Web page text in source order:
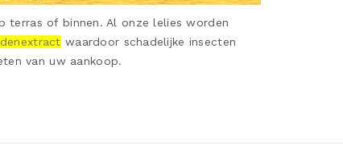
of binnen. Al onze lelies worden
waardoor schadelijke insecten
van uw aankoop.